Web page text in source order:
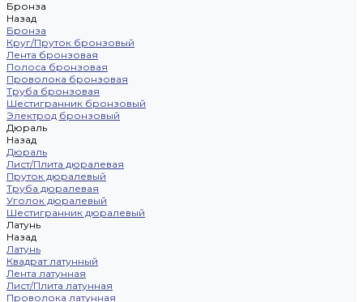
Бронза
Назад
Бронза
Круг/Пруток бронзовый
Лента бронзовая
Полоса бронзовая
Проволока бронзовая
Труба бронзовая
Шестигранник бронзовый
Электрод бронзовый
Дюраль
Назад
Дюраль
Лист/Плита дюралевая
Пруток дюралевый
Труба дюралевая
Уголок дюралевый
Шестигранник дюралевый
Латунь
Назад
Латунь
Квадрат латунный
Лента латунная
Лист/Плита латунная
Проволока латунная